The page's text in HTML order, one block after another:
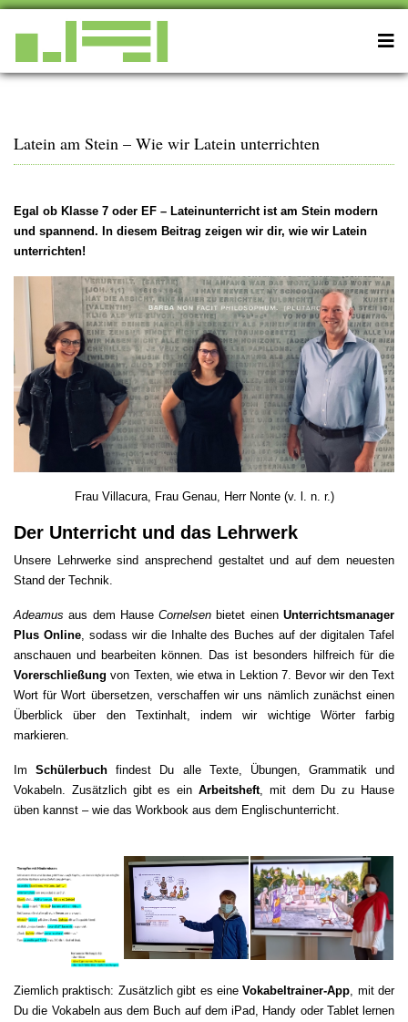
Latein am Stein – Wie wir Latein unterrichten
Egal ob Klasse 7 oder EF – Lateinunterricht ist am Stein modern
und spannend. In diesem Beitrag zeigen wir dir, wie wir Latein
unterrichten!
Frau Villacura, Frau Genau, Herr Nonte (v. l. n. r.)
Der Unterricht und das Lehrwerk
Unsere Lehrwerke sind ansprechend gestaltet und auf dem neuesten
Stand der Technik.
Adeamusaus dem HauseCornelsenbietet einenUnterrichtsmanager
Plus Online, sodass wir die Inhalte des Buches auf der digitalen Tafel
anschauen und bearbeiten können. Das ist besonders hilfreich für die
Vorerschließung von Texten, wie etwa in Lektion 7. Bevor wir den Text
Wort für Wort übersetzen, verschaffen wir uns nämlich zunächst einen
Überblick über den Textinhalt, indem wir wichtige Wörter farbig
markieren.
ImSchülerbuch findest Du alle Texte, Übungen, Grammatik und
Vokabeln. Zusätzlich gibt es ein Arbeitsheft, mit dem Du zu Hause
üben kannst – wie das Workbook aus dem Englischunterricht.
Ziemlich praktisch: Zusätzlich gibt es eineVokabeltrainer-App , mit der
Du die Vokabeln aus dem Buch auf dem iPad, Handy oder Tablet lernen